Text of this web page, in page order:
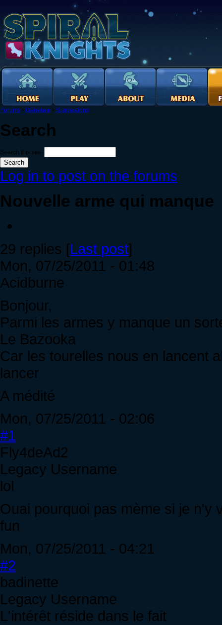
Forums › Générale › Suggestions
Search
Search this site:
Log in to post on the forums
Nouvelle arme qui manque
29 replies [Last post]
Mon, 07/25/2011 - 01:48
Acidburne
Bonjour,
Parmi les armes y manque un
Le Bazooka
Car les tourelles nous en lancent
lancer
A médité
Mon, 07/25/2011 - 02:06
#1
Fly4deAd2
Legacy Username
lol
Ouai pourquoi pas mème si je n'y
fun
Mon, 07/25/2011 - 04:21
#2
badinette
Legacy Username
L'intérêt réside dans le fait